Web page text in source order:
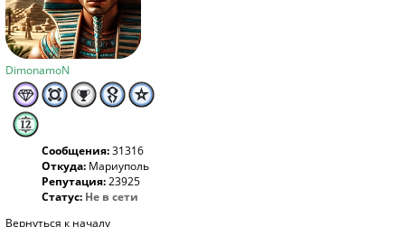
DimonamoN
Сообщения:31316
Откуда: Мариуполь
Репутация:23925
Статус: Не в сети
Вернуться к началу